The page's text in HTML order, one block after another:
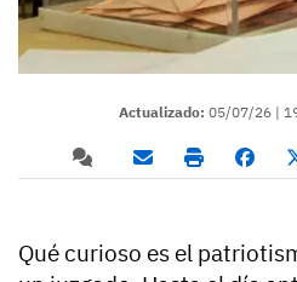
Actualizado: 05/07/26 |
Qué curioso es el